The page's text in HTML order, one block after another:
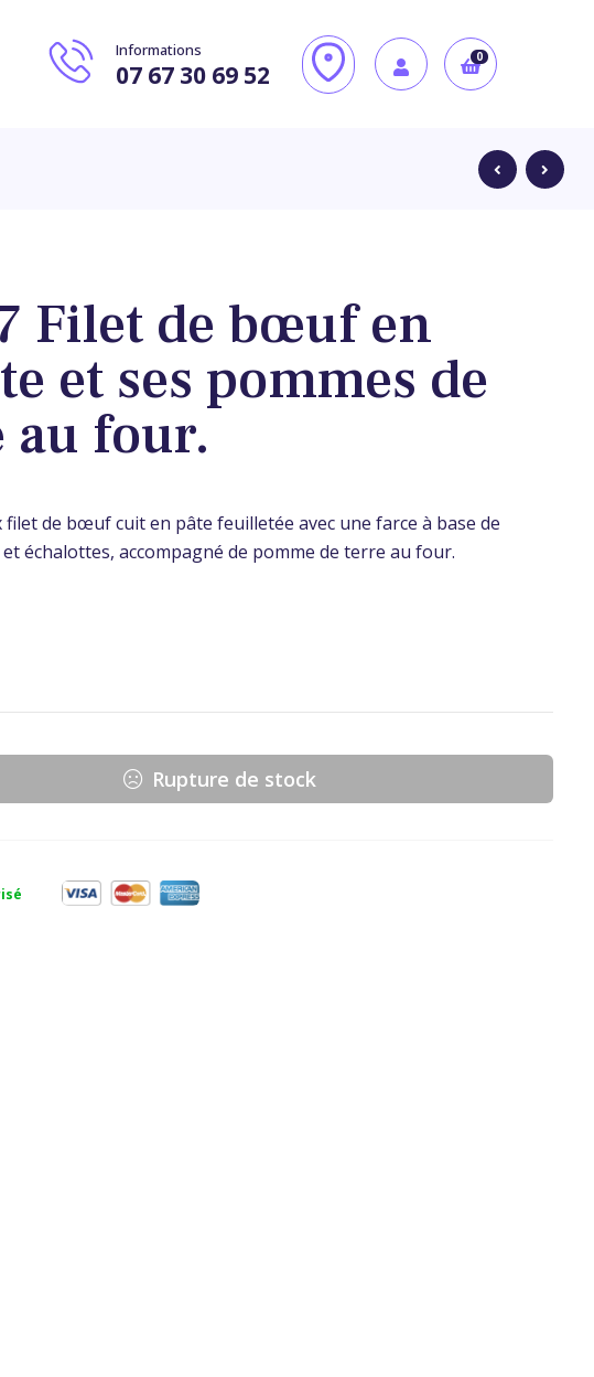
Informations
07 67 30 69 52
0
Filet de bœuf en
et ses pommes de
au four.
filet de bœuf cuit en pâte feuilletée avec une farce à base de
échalottes, accompagné de pomme de terre au four.
Rupture de stock